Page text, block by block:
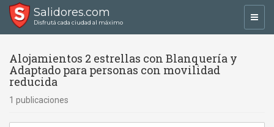
Salidores.com
Disfrutá cada ciudad al máximo
Alojamientos 2 estrellas con Blanquería y
Adaptado para personas con movilidad
reducida
1 publicaciones